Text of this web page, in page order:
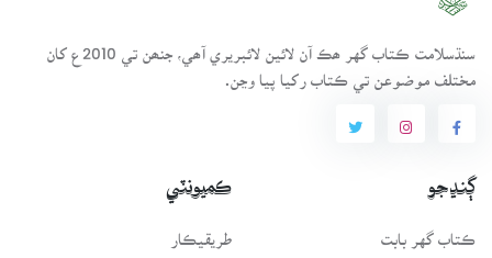
سنڌسلامت ڪتاب گهر ھڪ آن لائين لائبريري آھي، جنھن تي 2010ع کان
مختلف موضوعن تي ڪتاب رکيا پيا وڃن.
ڳنڍجو
ڪتاب گهر بابت
ڪميونٽي
طريقيڪار